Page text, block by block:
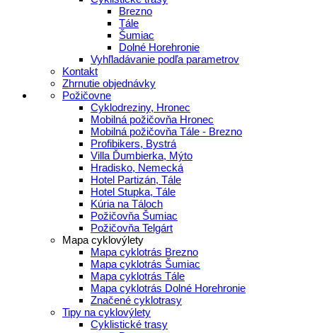
Brezno
Tále
Šumiac
Dolné Horehronie
Vyhľladávanie podľa parametrov
Kontakt
Zhrnutie objednávky
Požičovne
Cyklodreziny, Hronec
Mobilná požičovňa Hronec
Mobilná požičovňa Tále - Brezno
Profibikers, Bystrá
Villa Ďumbierka, Mýto
Hradisko, Nemecká
Hotel Partizán, Tále
Hotel Stupka, Tále
Kúria na Táloch
Požičovňa Šumiac
Požičovňa Telgárt
Mapa cyklovýlety
Mapa cyklotrás Brezno
Mapa cyklotrás Šumiac
Mapa cyklotrás Tále
Mapa cyklotrás Dolné Horehronie
Značené cyklotrasy
Tipy na cyklovýlety
Cyklistické trasy